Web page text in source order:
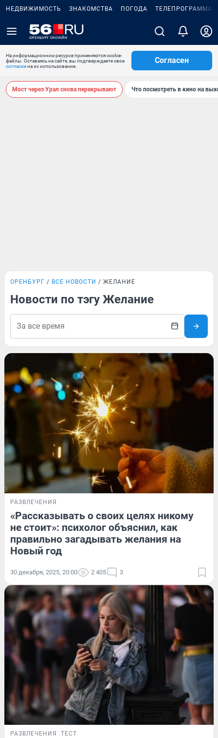
НЕДВИЖИМОСТЬ ЗНАКОМСТВА ПОГОДА ТЕЛЕПРОГРАММА
На информационном ресурсе применяются cookie-
файлы. Оставаясь на сайте, вы подтверждаете свое
согласиена их использование.
Согласен
Мост через Урал снова перекрывают Что посмотреть в кино на
ОРЕНБУРГ ВСЕ НОВОСТИ ЖЕЛАНИЕ
Новости по тэгу Желание
РАЗВЛЕЧЕНИЯ
«Рассказывать о своих целях никому
не стоит»: психолог объяснил, как
правильно загадывать желания на
Новый год
30 декабря, 2025, 20:00 2 405 3
РАЗВЛЕЧЕНИЯ ТЕСТ